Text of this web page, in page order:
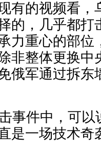
有的视频看，
的，几乎都打
力重心的部位
非整体更换中
俄军通过拆东
事件中，可以
是一场技术奇